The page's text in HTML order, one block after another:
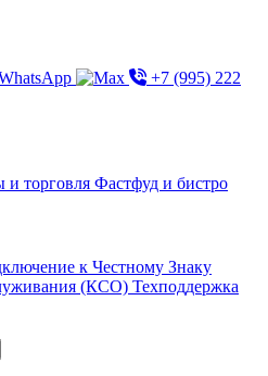
+7 (995) 222
и торговля Фастфуд и бистро
к Честному Знаку
(КСО) Техподдержка